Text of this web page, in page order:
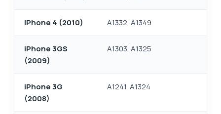
iPhone 4 (2010) A1332, A1349
iPhone 3GS
(2009)
A1303, A1325
iPhone 3G
(2008)
A1241, A1324